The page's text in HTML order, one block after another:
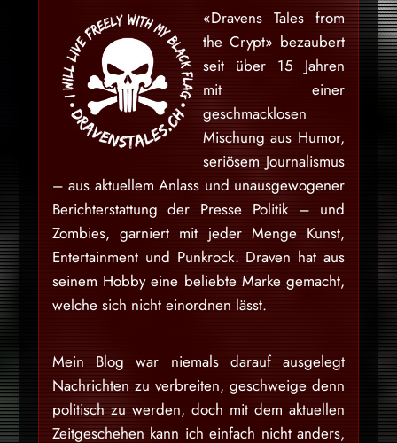
«Dravens Tales from
the Crypt» bezaubert
seit über 15 Jahren
mit einer
geschmacklosen
Mischung aus Humor,
seriösem Journalismus
– aus aktuellem Anlass und unausgewogener
Berichterstattung der Presse Politik – und
Zombies, garniert mit jeder Menge Kunst,
Entertainment und Punkrock. Draven hat aus
seinem Hobby eine beliebte Marke gemacht,
welche sich nicht einordnen lässt.
Mein Blog war niemals darauf ausgelegt
Nachrichten zu verbreiten, geschweige denn
politisch zu werden, doch mit dem aktuellen
Zeitgeschehen kann ich einfach nicht anders,